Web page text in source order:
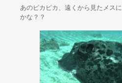
あのピカピカ、遠くから見たメス
かな？？